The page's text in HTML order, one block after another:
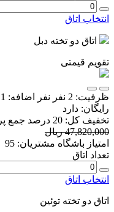
انتخاب اتاق
اتاق دو تخته دبل
تقویم قیمتی
ظرفیت: 2 نفر نفر اضافه: 1 نفر
رایگان: دارد
تخفیف کل: 20 درصد جمع
47,820,000 ریال
امتیاز باشگاه مشتریان: 95
تعداد اتاق
انتخاب اتاق
اتاق دو تخته توئین